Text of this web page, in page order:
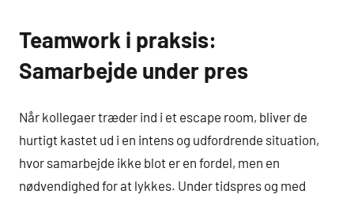
Teamwork i praksis:
Samarbejde under pres
Når kollegaer træder ind i et escape room, bliver de
hurtigt kastet ud i en intens og udfordrende situation,
hvor samarbejde ikke blot er en fordel, men en
nødvendighed for at lykkes. Under tidspres og med